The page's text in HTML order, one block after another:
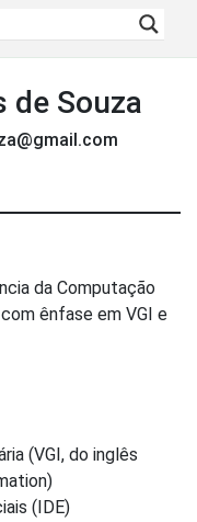
de Souza
da Computação
ênfase em VGI e
(VGI, do inglês
(IDE)